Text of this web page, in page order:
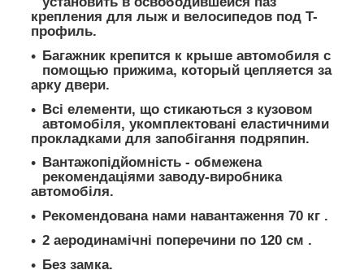
крепления для лыж и велосипедов под T-
профиль.
Багажник крепится к крыше автомобиля с
помощью прижима, который цепляется за
арку двери.
Всі елементи, що стикаються з кузовом
автомобіля, укомплектовані еластичними
прокладками для запобігання подряпин.
Вантажопідйомність - обмежена
рекомендаціями заводу-виробника
автомобіля.
Рекомендована нами навантаження 70 кг .
2 аеродинамічні поперечини по 120 см .
Без замка.